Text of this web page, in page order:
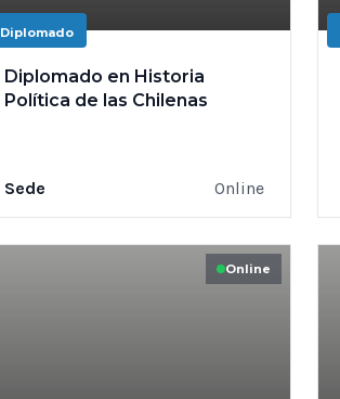
Diplomado
Diplomado en Historia
Política de las Chilenas
Sede Online
Online